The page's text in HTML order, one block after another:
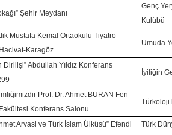
Şehir Meydanı
Genç
Kulübü
Mustafa Kemal Ortaokulu Tiyatro
Karagöz
Umuda
Dirilişi” Abdullah Yıldız Konferans
İyiliğin
Prof. Dr. Ahmet BURAN Fen
Konferans Salonu
Türkoloji
Arvasi ve Türk İslam Ülküsü” Efendi
Türk